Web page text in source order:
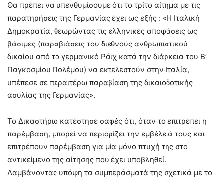
Θα πρέπει να υπενθυμίσουμε ότι το τρίτο αίτημα με τις
παρατηρήσεις της Γερμανίας έχει ως εξής : «Η Ιταλική
Δημοκρατία, θεωρώντας τις ελληνικές αποφάσεις ως
βάσιμες (παραβιάσεις του διεθνούς ανθρωπιστικού
δικαίου από το γερμανικό Ράιχ κατά την διάρκεια του Β’
Παγκοσμίου Πολέμου) να εκτελεστούν στην Ιταλία,
υπέπεσε σε περαιτέρω παραβίαση της δικαιοδοτικής
ασυλίας της Γερμανίας».
Το Δικαστήριο κατέστησε σαφές ότι, όταν το επιτρέπει η
παρέμβαση, μπορεί να περιορίζει την εμβέλειά τους και
επιτρέπουν παρέμβαση για μία μόνο πτυχή της στο
αντικείμενο της αίτησης που έχει υποβληθεί.
Λαμβάνοντας υπόψη τα συμπεράσματά της σχετικά με το